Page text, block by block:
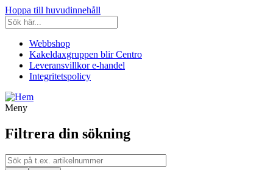
Hoppa till huvudinnehåll
Webbshop
Kakeldaxgruppen blir Centro
Leveransvillkor e-handel
Integritetspolicy
Meny
Filtrera din sökning